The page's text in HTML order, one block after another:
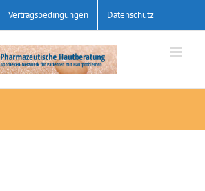
Vertragsbedingungen Datenschutz